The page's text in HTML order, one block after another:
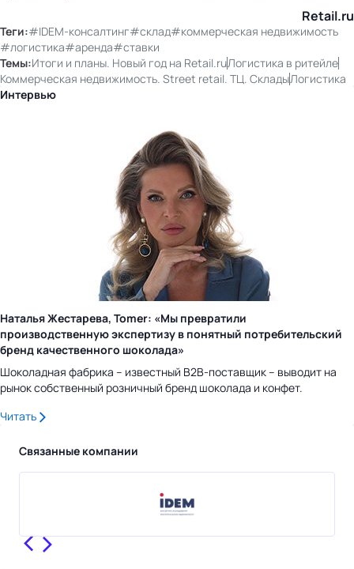
Retail.ru
Теги:#IDEM-консалтинг#склад#коммерческая недвижимость
#логистика#аренда#ставки
Темы:Итоги и планы. Новый год на Retail.ruЛогистика в ритейле
Коммерческая недвижимость. Street retail. ТЦ. СкладыЛогистика
Интервью
Наталья Жестарева, Tomer: «Мы превратили
производственную экспертизу в понятный потребительский
бренд качественного шоколада»
Шоколадная фабрика – известный B2B-поставщик – выводит на
рынок собственный розничный бренд шоколада и конфет.
Читать
Связанные компании